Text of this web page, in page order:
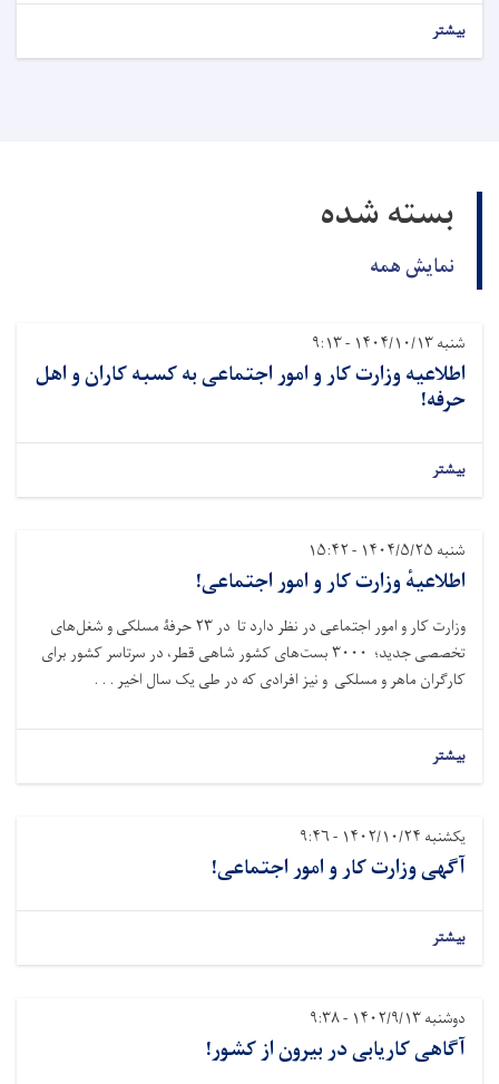
بیشتر
بسته شده
نمایش همه
شنبه ۱۴۰۴/۱۰/۱۳ - ۹:۱۳
اطلاعیه وزارت کار و امور اجتماعی به کسبه کاران و اهل
حرفه!
بیشتر
شنبه ۱۴۰۴/۵/۲۵ - ۱۵:۴۲
اطلاعیهٔ وزارت کار و امور اجتماعی!
وزارت کار و امور اجتماعی در نظر دارد تا در ۲۳ حرفۀ مسلکی و شغل‌های
تخصصی جدید؛ ۳۰۰۰ بست‌های کشور شاهی قطر، در سرتاسر کشور برای
کارگران ماهر و مسلکی و نیز افرادی که در طی یک سال اخیر . . .
بیشتر
یکشنبه ۱۴۰۲/۱۰/۲۴ - ۹:۴۶
آگهی وزارت کار و امور اجتماعی!
بیشتر
دوشنبه ۱۴۰۲/۹/۱۳ - ۹:۳۸
آگاهی کاریابی در بیرون از کشور!